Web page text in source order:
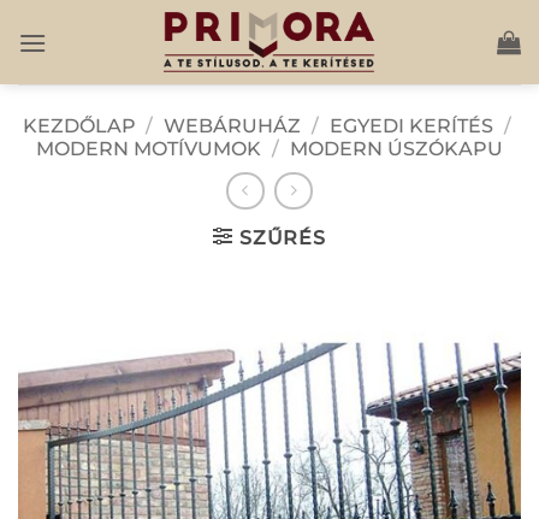
KEZDŐLAP / WEBÁRUHÁZ / EGYEDI KERÍTÉS /
MODERN MOTÍVUMOK / MODERN ÚSZÓKAPU
SZŰRÉS